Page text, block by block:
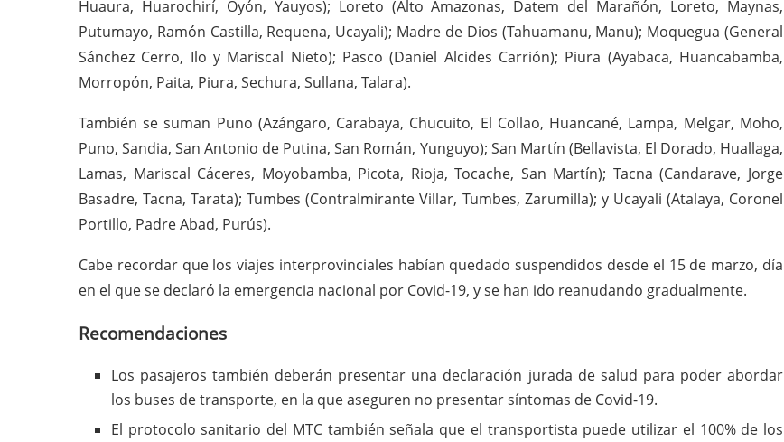
Huaura, Huarochirí, Oyón, Yauyos); Loreto (Alto Amazonas, Datem del Marañón, Loreto, Maynas,
Putumayo, Ramón Castilla, Requena, Ucayali); Madre de Dios (Tahuamanu, Manu); Moquegua (General
Sánchez Cerro, Ilo y Mariscal Nieto); Pasco (Daniel Alcides Carrión); Piura (Ayabaca, Huancabamba,
Morropón, Paita, Piura, Sechura, Sullana, Talara).
También se suman Puno (Azángaro, Carabaya, Chucuito, El Collao, Huancané, Lampa, Melgar, Moho,
Puno, Sandia, San Antonio de Putina, San Román, Yunguyo); San Martín (Bellavista, El Dorado, Huallaga,
Lamas, Mariscal Cáceres, Moyobamba, Picota, Rioja, Tocache, San Martín); Tacna (Candarave, Jorge
Basadre, Tacna, Tarata); Tumbes (Contralmirante Villar, Tumbes, Zarumilla); y Ucayali (Atalaya, Coronel
Portillo, Padre Abad, Purús).
Cabe recordar que los viajes interprovinciales habían quedado suspendidos desde el 15 de marzo, día
en el que se declaró la emergencia nacional por Covid-19, y se han ido reanudando gradualmente.
Recomendaciones
Los pasajeros también deberán presentar una declaración jurada de salud para poder abordar
los buses de transporte, en la que aseguren no presentar síntomas de Covid-19.
El protocolo sanitario del MTC también señala que el transportista puede utilizar el 100% de los